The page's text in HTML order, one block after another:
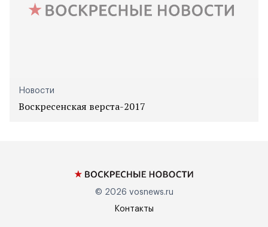
Новости
Воскресенская верста-2017
© 2026 vosnews.ru
Контакты